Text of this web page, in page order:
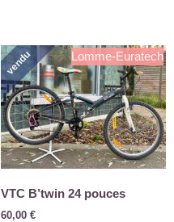
Lomme-Euratech
vendu
VTC B’twin 24 pouces
60,00 €